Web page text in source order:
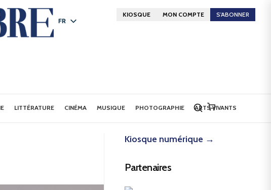
FR
KIOSQUE MON COMPTE S'ABONNER
LITTÉRATURE CINÉMA MUSIQUE PHOTOGRAPHIE ARTS VIVANTS
Kiosque numérique →
Partenaires